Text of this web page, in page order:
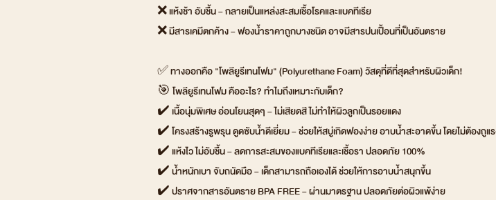
❌ แห้งช้า อับชื้น – กลายเป็นแหล่งสะสมเชื้อโรคและแบคทีเรีย
❌ มีสารเคมีตกค้าง – ฟองน้ำราคาถูกบางชนิด อาจมีสารปนเปื้อนที่เป็นอันตราย
✅ ทางออกคือ "โพลียูรีเทนโฟม" (Polyurethane Foam) วัสดุที่ดีที่สุดสำหรับผิวเด็ก!
🎯 โพลียูรีเทนโฟม คืออะไร? ทำไมถึงเหมาะกับเด็ก?
✔️ เนื้อนุ่มพิเศษ อ่อนโยนสุดๆ – ไม่เสียดสี ไม่ทำให้ผิวลูกเป็นรอยแดง
✔️ โครงสร้างรูพรุน ดูดซับน้ำดีเยี่ยม – ช่วยให้สบู่เกิดฟองง่าย อาบน้ำสะอาดขึ้น โดยไม่ต้องถูแ
✔️ แห้งไว ไม่อับชื้น – ลดการสะสมของแบคทีเรียและเชื้อรา ปลอดภัย 100%
✔️ น้ำหนักเบา จับถนัดมือ – เด็กสามารถถือเองได้ ช่วยให้การอาบน้ำสนุกขึ้น
✔️ ปราศจากสารอันตราย BPA FREE – ผ่านมาตรฐาน ปลอดภัยต่อผิวแพ้ง่าย